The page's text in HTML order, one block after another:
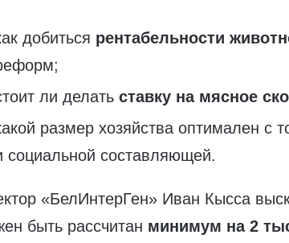
добиться рентабельности
ли делать ставку на мясное
размер хозяйства оптимален с
социальной составляющей.
«БелИнтерГен» Иван Кысса
быть рассчитан минимум на 2